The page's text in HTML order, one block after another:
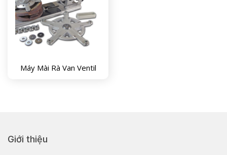
Máy Mài Rà Van Ventil
Giới thiệu